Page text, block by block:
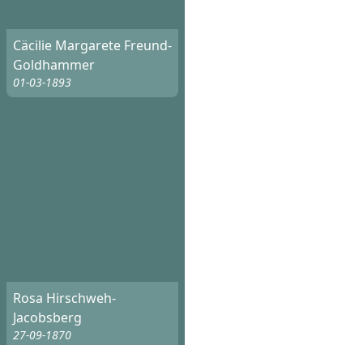
Cäcilie Margarete Freund-
Goldhammer
01-03-1893
Rosa Hirschweh-
Jacobsberg
27-09-1870